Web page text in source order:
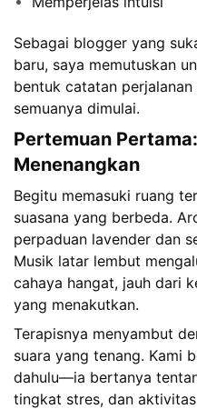
Sebagai blogger yang
baru, saya memutuskan
bentuk catatan
semuanya dimulai.
Pertemuan
Menenangkan
Begitu memasuki ruang
suasana yang berbeda.
perpaduan lavender dan
Musik latar lembut
cahaya hangat, jauh dari
yang menakutkan.
Terapisnya menyambut
suara yang tenang. Kami
dahulu—ia bertanya
tingkat stres, dan